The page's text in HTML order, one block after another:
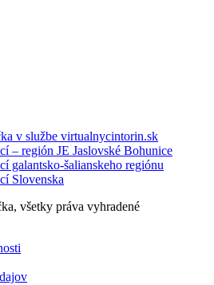
v službe virtualnycintorin.sk
– región JE Jaslovské Bohunice
galantsko-šalianskeho regiónu
Slovenska
všetky práva vyhradené